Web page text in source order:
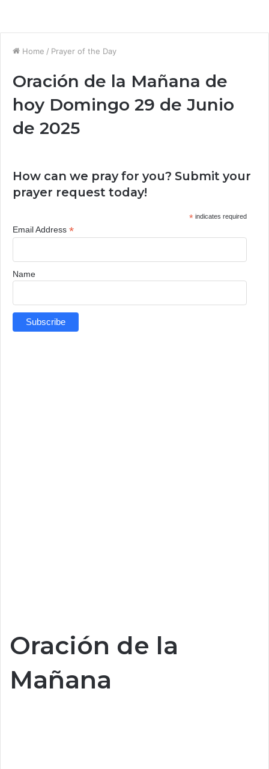
Home / Prayer of the Day
Oración de la Mañana de
hoy Domingo 29 de Junio
de 2025
How can we pray for you? Submit your
prayer request today!
*indicates required
Email Address *
Name
Oración de la
Mañana